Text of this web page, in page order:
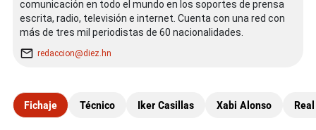
comunicación en todo el mundo en los soportes de prensa
escrita, radio, televisión e internet. Cuenta con una red con
más de tres mil periodistas de 60 nacionalidades.
redaccion@diez.hn
Fichaje Técnico Iker Casillas Xabi Alonso